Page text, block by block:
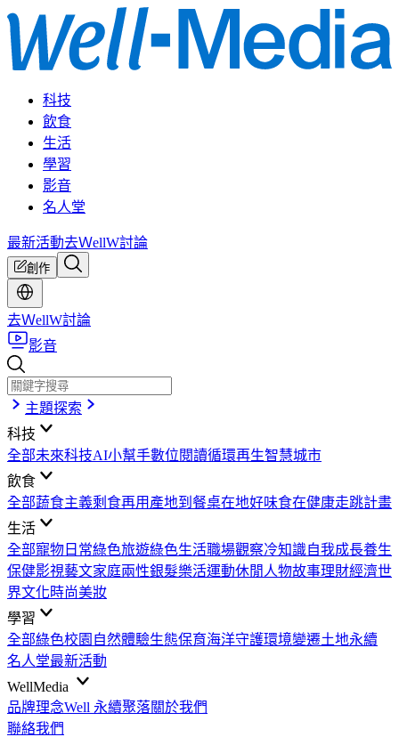
科技
飲食
生活
學習
影音
名人堂
最新活動去ＷellW討論
創作
去ＷellW討論
影音
主題探索
科技
全部未來科技AI小幫手數位閱讀循環再生智慧城市
飲食
全部蔬食主義剩食再用 產地到餐桌在地好味食在健康走跳計畫
生活
全部寵物日常綠色旅遊綠色生活職場觀察冷知識自我成長養生
保健影視藝文家庭兩性銀髮樂活運動休閒 人物故事理財經濟世
界文化時尚美妝
學習
全部綠色校園 自然體驗生態保育海洋守護環境變遷土地永續
名人堂最新活動
WellMedia
品牌理念Well 永續聚落關於我們
聯絡我們